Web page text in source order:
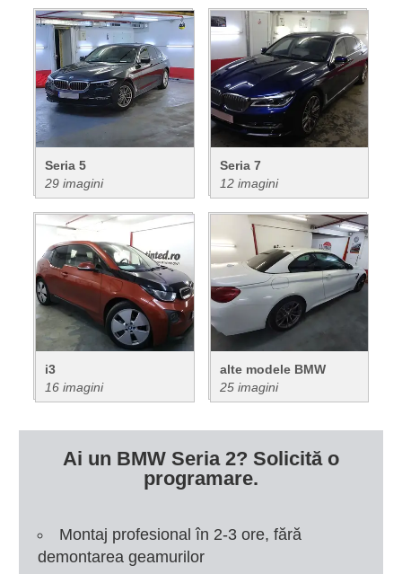
Seria 5
29 imagini
Seria 7
12 imagini
i3
16 imagini
alte modele BMW
25 imagini
Ai un BMW Seria 2? Solicită o
programare.
Montaj profesional în 2-3 ore, fără
demontarea geamurilor